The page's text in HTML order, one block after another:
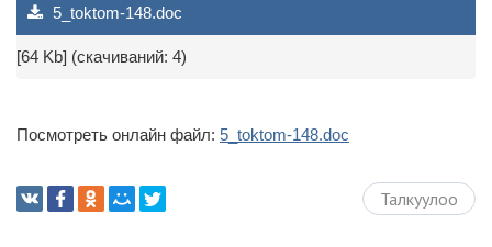
5_toktom-148.doc
[64 Kb] (cкачиваний: 4)
Посмотреть онлайн файл: 5_toktom-148.doc
Талкуулоо